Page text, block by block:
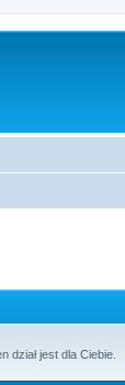
dział jest dla Ciebie.